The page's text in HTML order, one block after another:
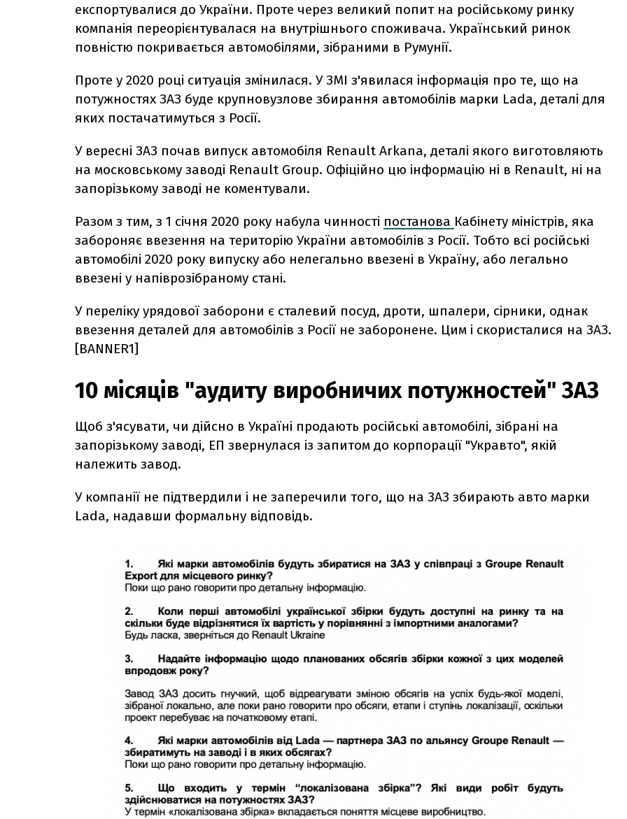
експортувалися до України. Проте через великий попит на російському ринку
компанія переорієнтувалася на внутрішнього споживача. Український ринок
повністю покривається автомобілями, зібраними в Румунії.
Проте у 2020 році ситуація змінилася. У ЗМІ з'явилася інформація про те, що на
потужностях ЗАЗ буде крупновузлове збирання автомобілів марки Lada, деталі для
яких постачатимуться з Росії.
У вересні ЗАЗ почав випуск автомобіля Renault Arkana, деталі якого виготовляють
на московському заводі Renault Group. Офіційно цю інформацію ні в Renault, ні на
запорізькому заводі не коментували.
Разом з тим, з 1 січня 2020 року набула чинності постанова Кабінету міністрів, яка
забороняє ввезення на територію України автомобілів з Росії. Тобто всі російські
автомобілі 2020 року випуску або нелегально ввезені в Україну, або легально
ввезені у напіврозібраному стані.
У переліку урядової заборони є сталевий посуд, дроти, шпалери, сірники, однак
ввезення деталей для автомобілів з Росії не заборонене. Цим і скористалися на ЗАЗ.
[BANNER1]
10 місяців "аудиту виробничих потужностей" ЗАЗ
Щоб з'ясувати, чи дійсно в Україні продають російські автомобілі, зібрані на
запорізькому заводі, ЕП звернулася із запитом до корпорації "Укравто", якій
належить завод.
У компанії не підтвердили і не заперечили того, що на ЗАЗ збирають авто марки
Lada, надавши формальну відповідь.